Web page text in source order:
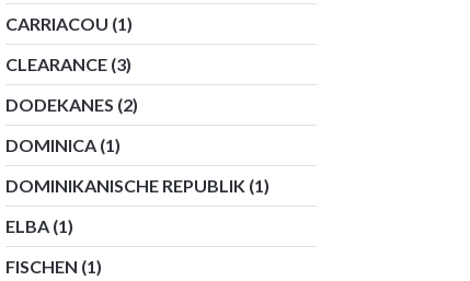
CARRIACOU (1)
CLEARANCE (3)
DODEKANES (2)
DOMINICA (1)
DOMINIKANISCHE REPUBLIK (1)
ELBA (1)
FISCHEN (1)